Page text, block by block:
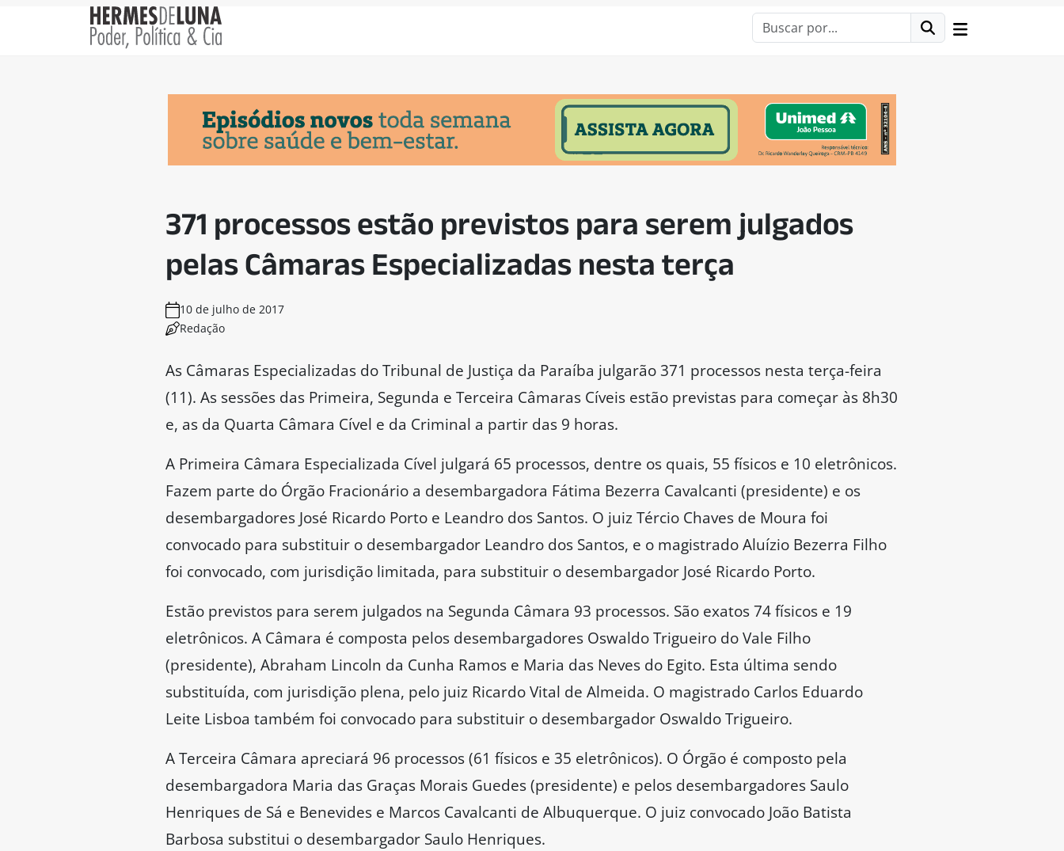
371 processos estão previstos para serem julgados
pelas Câmaras Especializadas nesta terça
10 de julho de 2017
Redação
As Câmaras Especializadas do Tribunal de Justiça da Paraíba julgarão 371 processos nesta terça-feira
(11). As sessões das Primeira, Segunda e Terceira Câmaras Cíveis estão previstas para começar às 8h30
e, as da Quarta Câmara Cível e da Criminal a partir das 9 horas.
A Primeira Câmara Especializada Cível julgará 65 processos, dentre os quais, 55 físicos e 10 eletrônicos.
Fazem parte do Órgão Fracionário a desembargadora Fátima Bezerra Cavalcanti (presidente) e os
desembargadores José Ricardo Porto e Leandro dos Santos. O juiz Tércio Chaves de Moura foi
convocado para substituir o desembargador Leandro dos Santos, e o magistrado Aluízio Bezerra Filho
foi convocado, com jurisdição limitada, para substituir o desembargador José Ricardo Porto.
Estão previstos para serem julgados na Segunda Câmara 93 processos. São exatos 74 físicos e 19
eletrônicos. A Câmara é composta pelos desembargadores Oswaldo Trigueiro do Vale Filho
(presidente), Abraham Lincoln da Cunha Ramos e Maria das Neves do Egito. Esta última sendo
substituída, com jurisdição plena, pelo juiz Ricardo Vital de Almeida. O magistrado Carlos Eduardo
Leite Lisboa também foi convocado para substituir o desembargador Oswaldo Trigueiro.
A Terceira Câmara apreciará 96 processos (61 físicos e 35 eletrônicos). O Órgão é composto pela
desembargadora Maria das Graças Morais Guedes (presidente) e pelos desembargadores Saulo
Henriques de Sá e Benevides e Marcos Cavalcanti de Albuquerque. O juiz convocado João Batista
Barbosa substitui o desembargador Saulo Henriques.